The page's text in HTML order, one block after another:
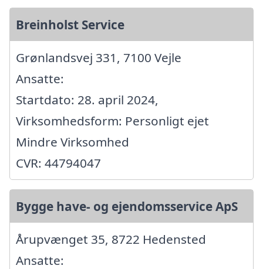
Breinholst Service
Grønlandsvej 331, 7100 Vejle
Ansatte:
Startdato: 28. april 2024,
Virksomhedsform: Personligt ejet
Mindre Virksomhed
CVR: 44794047
Bygge have- og ejendomsservice ApS
Årupvænget 35, 8722 Hedensted
Ansatte: